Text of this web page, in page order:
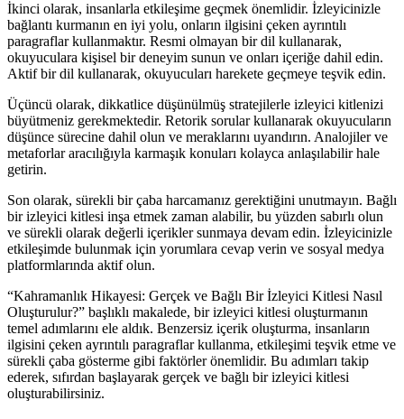
İkinci olarak, insanlarla etkileşime geçmek önemlidir. İzleyicinizle
bağlantı kurmanın en iyi yolu, onların ilgisini çeken ayrıntılı
paragraflar kullanmaktır. Resmi olmayan bir dil kullanarak,
okuyuculara kişisel bir deneyim sunun ve onları içeriğe dahil edin.
Aktif bir dil kullanarak, okuyucuları harekete geçmeye teşvik edin.
Üçüncü olarak, dikkatlice düşünülmüş stratejilerle izleyici kitlenizi
büyütmeniz gerekmektedir. Retorik sorular kullanarak okuyucuların
düşünce sürecine dahil olun ve meraklarını uyandırın. Analojiler ve
metaforlar aracılığıyla karmaşık konuları kolayca anlaşılabilir hale
getirin.
Son olarak, sürekli bir çaba harcamanız gerektiğini unutmayın. Bağlı
bir izleyici kitlesi inşa etmek zaman alabilir, bu yüzden sabırlı olun
ve sürekli olarak değerli içerikler sunmaya devam edin. İzleyicinizle
etkileşimde bulunmak için yorumlara cevap verin ve sosyal medya
platformlarında aktif olun.
“Kahramanlık Hikayesi: Gerçek ve Bağlı Bir İzleyici Kitlesi Nasıl
Oluşturulur?” başlıklı makalede, bir izleyici kitlesi oluşturmanın
temel adımlarını ele aldık. Benzersiz içerik oluşturma, insanların
ilgisini çeken ayrıntılı paragraflar kullanma, etkileşimi teşvik etme ve
sürekli çaba gösterme gibi faktörler önemlidir. Bu adımları takip
ederek, sıfırdan başlayarak gerçek ve bağlı bir izleyici kitlesi
oluşturabilirsiniz.